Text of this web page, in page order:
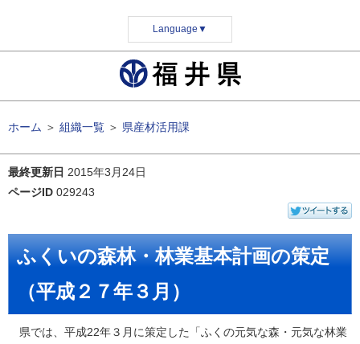
Language ▼
ホーム ＞ 組織一覧 ＞ 県産材活用課
最終更新日 2015年3月24日
ページID 029243
ふくいの森林・林業基本計画の策定
（平成２７年３月）
県では、平成22年３月に策定した「ふくの元気な森・元気な林業